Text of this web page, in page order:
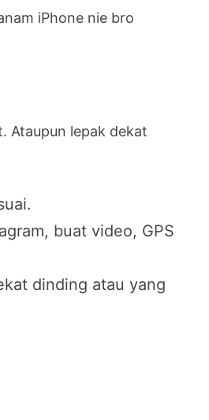
iPhone nie bro
Ataupun lepak dekat
buat video, GPS
dinding atau yang